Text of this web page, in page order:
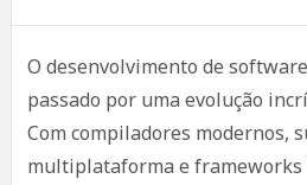
O desenvolvimento de
passado por uma evolução
Com compiladores modernos,
multiplataforma e frameworks